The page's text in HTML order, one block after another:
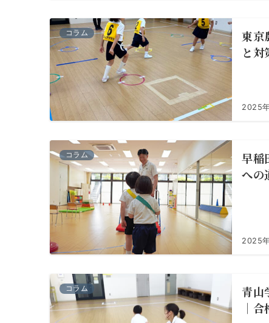
コラム
東京
と対
2025
コラム
早稲
への
2025
コラム
青山
｜